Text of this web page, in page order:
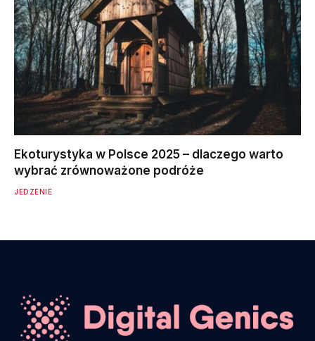
Ekoturystyka w Polsce 2025 – dlaczego warto
wybrać zrównoważone podróże
JEDZENIE